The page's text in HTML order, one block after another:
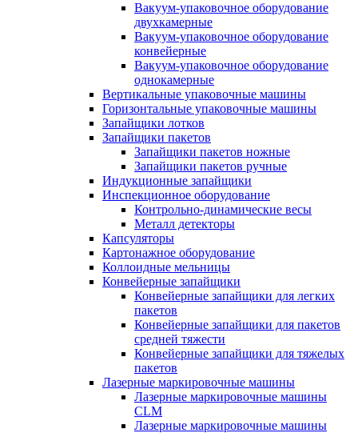
Вакуум-упаковочное оборудование
двухкамерные
Вакуум-упаковочное оборудование
конвейерные
Вакуум-упаковочное оборудование
однокамерные
Вертикальные упаковочные машины
Горизонтальные упаковочные машины
Запайщики лотков
Запайщики пакетов
Запайщики пакетов ножные
Запайщики пакетов ручные
Индукционные запайщики
Инспекционное оборудование
Контрольно-динамические весы
Металл детекторы
Капсуляторы
Картонажное оборудование
Коллоидные мельницы
Конвейерные запайщики
Конвейерные запайщики для легких
пакетов
Конвейерные запайщики для пакетов
средней тяжести
Конвейерные запайщики для тяжелых
пакетов
Лазерные маркировочные машины
Лазерные маркировочные машины
CLM
Лазерные маркировочные машины